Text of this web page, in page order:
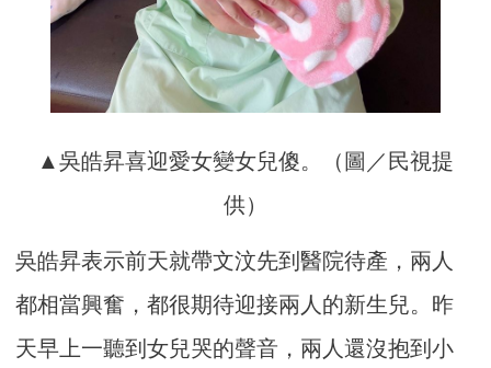
▲吳皓昇喜迎愛女變女兒傻。（圖／民視提
供）
吳皓昇表示前天就帶文汶先到醫院待產，兩人
都相當興奮，都很期待迎接兩人的新生兒。昨
天早上一聽到女兒哭的聲音，兩人還沒抱到小